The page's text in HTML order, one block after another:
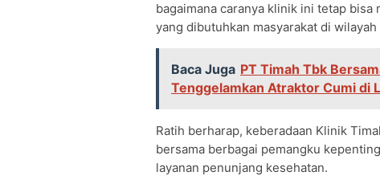
bagaimana caranya klinik ini tetap
yang dibutuhkan masyarakat di wilayah
Baca Juga PT Timah Tbk
Tenggelamkan Atraktor Cumi di
Ratih berharap, keberadaan Klinik
bersama berbagai pemangku
layanan penunjang kesehatan.